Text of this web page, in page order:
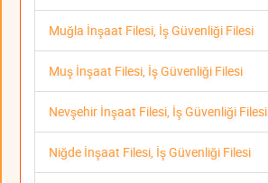
Muğla İnşaat Filesi, İş Güvenliği Filesi
Muş İnşaat Filesi, İş Güvenliği Filesi
Nevşehir İnşaat Filesi, İş Güvenliği Filesi
Niğde İnşaat Filesi, İş Güvenliği Filesi